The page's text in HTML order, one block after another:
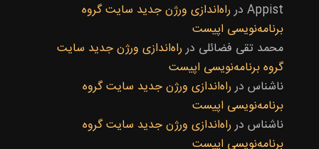
Appist درراه‌اندازی ورژن جدید سایت گروه
برنامه‌نویسی اپیست
محمد تقی فضائلی درراه‌اندازی ورژن جدید سایت
گروه برنامه‌نویسی اپیست
ناشناس درراه‌اندازی ورژن جدید سایت گروه
برنامه‌نویسی اپیست
ناشناس درراه‌اندازی ورژن جدید سایت گروه
برنامه‌نویسی اپیست